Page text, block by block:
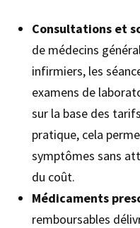
Consultations et
de médecins
infirmiers, les
examens de
sur la base des
pratique, cela
symptômes sans
du coût.
Médicaments
remboursables